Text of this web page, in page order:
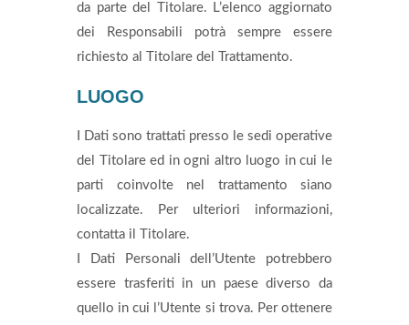
da parte del Titolare. L’elenco aggiornato
dei Responsabili potrà sempre essere
richiesto al Titolare del Trattamento.
LUOGO
I Dati sono trattati presso le sedi operative
del Titolare ed in ogni altro luogo in cui le
parti coinvolte nel trattamento siano
localizzate. Per ulteriori informazioni,
contatta il Titolare.
I Dati Personali dell’Utente potrebbero
essere trasferiti in un paese diverso da
quello in cui l’Utente si trova. Per ottenere